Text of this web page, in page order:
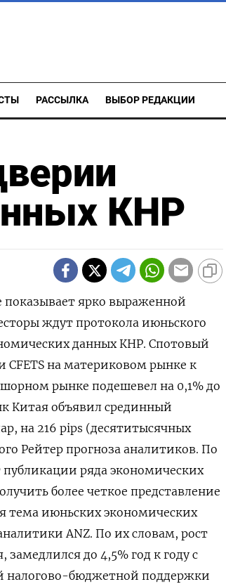
РАССЫЛКА ВЫБОР РЕДАКЦИИ
КНР
ярко выраженной
ждут протокола июньского
данных КНР. Спотовый
​на материковом ​рынке к
рынке ‌подешевел на 0,1% до
Китая объявил срединный
на ​216 pips (десятитысячных
Рейтер ‌прогноза аналитиков. По
ряда экономических
более ‌четкое представление
тема ​июньских экономических
ANZ. По их словам, рост
до 4,5% год к году с
налогово-бюджетной ⁠поддержки